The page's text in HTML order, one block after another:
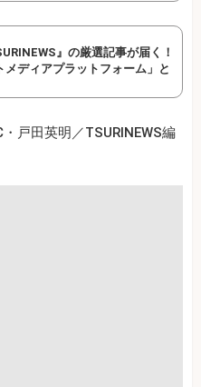
』の厳選記事が届く！
メディアプラットフォーム」と
戸田英明／TSURINEWS編